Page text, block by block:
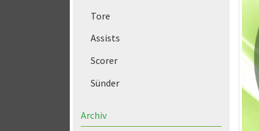
Tore
Assists
Scorer
Sünder
Archiv